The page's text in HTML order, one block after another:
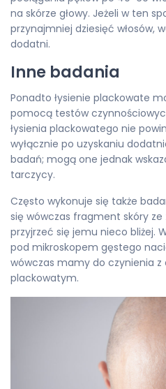
na skórze głowy. Jeżeli w ten
przynajmniej dziesięć włosów,
dodatni.
Inne badania
Ponadto łysienie plackowate
pomocą testów
łysienia plackowatego nie
wyłącznie po uzyskaniu
badań; mogą one jednak
tarczycy.
Często wykonuje się także
się wówczas fragment skóry
przyjrzeć się jemu nieco bliżej.
pod mikroskopem gęstego
wówczas mamy do czynienia z
plackowatym.